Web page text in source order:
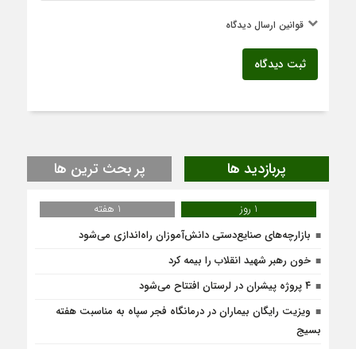
قوانین ارسال دیدگاه
ثبت دیدگاه
پربازدید ها پر بحث ترین ها
1 روز
1 هفته
بازارچه‌های صنایع‌دستی دانش‌آموزان راه‌اندازی می‌شود
خون رهبر شهید انقلاب را بیمه کرد
۴ پروژه پیشران در لرستان افتتاح می‌شود
ویزیت رایگان بیماران در درمانگاه فجر سپاه به مناسبت هفته
بسیج